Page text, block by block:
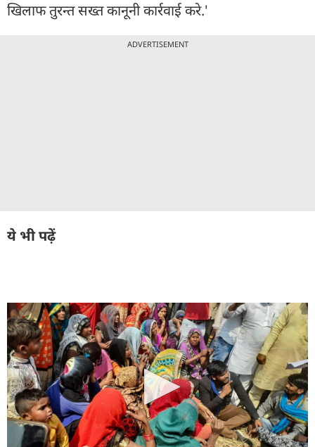
खिलाफ तुरन्त सख्त कानूनी कार्रवाई करे.'
ADVERTISEMENT
ये भी पढ़ें